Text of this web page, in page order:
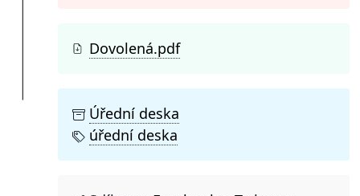
Dovolená.pdf
Úřední deska
úřední deska